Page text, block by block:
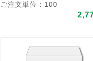
ご注文単位：100